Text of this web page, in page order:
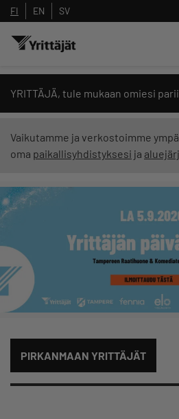
FI EN SV
YRITTÄJÄ, tule mukaan omiesi
Vaikutamme ja verkostoimme
oma paikallisyhdistyksesi ja
PIRKANMAAN YRITTÄJÄT
Hae sivustolta tai kysy
Yrittäjien tekoälyltä
Suodata hakutuloksia: näytä